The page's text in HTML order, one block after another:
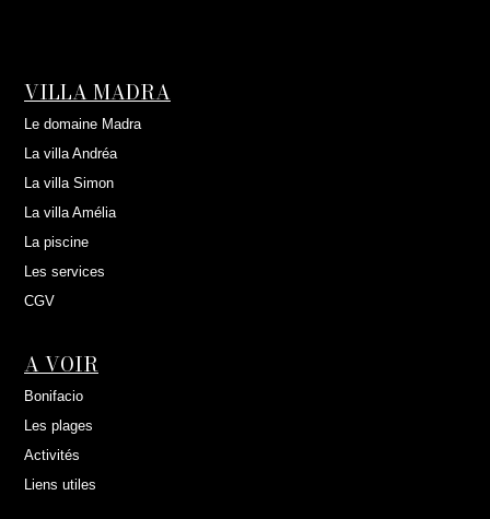
VILLA MADRA
Le domaine Madra
La villa Andréa
La villa Simon
La villa Amélia
La piscine
Les services
CGV
A VOIR
Bonifacio
Les plages
Activités
Liens utiles